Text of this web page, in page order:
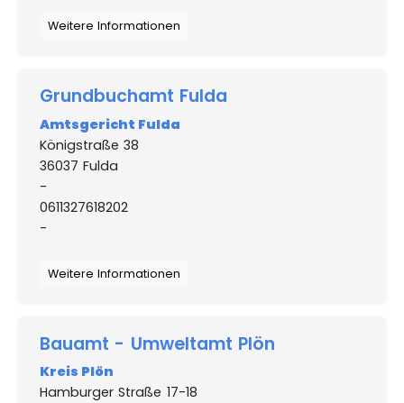
Weitere Informationen
Grundbuchamt Fulda
Amtsgericht Fulda
Königstraße 38
36037 Fulda
-
0611327618202
-
Weitere Informationen
Bauamt - Umweltamt Plön
Kreis Plön
Hamburger Straße 17-18